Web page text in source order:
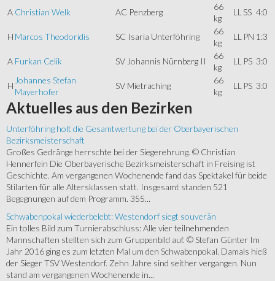
A Christian Welk AC Penzberg
66
kg
LL SS 4:0
H Marcos Theodoridis SC Isaria Unterföhring
66
kg
LL PN 1:3
A Furkan Celik SV Johannis Nürnberg II
66
kg
LL PS 3:0
H
Johannes Stefan
Mayerhofer
SV Mietraching
66
kg
LL PS 3:0
Aktuelles aus den Bezirken
Unterföhring holt die Gesamtwertung bei der Oberbayerischen
Bezirksmeisterschaft
Großes Gedränge herrschte bei der Siegerehrung. © Christian
Hennerfein Die Oberbayerische Bezirksmeisterschaft in Freising ist
Geschichte. Am vergangenen Wochenende fand das Spektakel für beide
Stilarten für alle Altersklassen statt. Insgesamt standen 521
Begegnungen auf dem Programm. 355...
Schwabenpokal wiederbelebt: Westendorf siegt souverän
Ein tolles Bild zum Turnierabschluss: Alle vier teilnehmenden
Mannschaften stellten sich zum Gruppenbild auf. © Stefan Günter Im
Jahr 2016 ging es zum letzten Mal um den Schwabenpokal. Damals hieß
der Sieger TSV Westendorf. Zehn Jahre sind seither vergangen. Nun
stand am vergangenen Wochenende in...